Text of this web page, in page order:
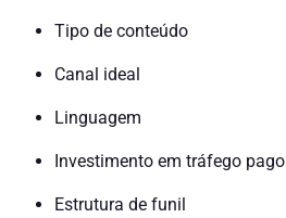
Tipo de conteúdo
Canal ideal
Linguagem
Investimento em tráfego pago
Estrutura de funil